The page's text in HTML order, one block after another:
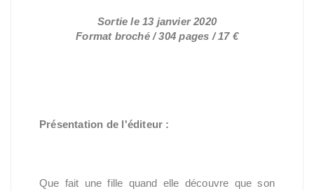
Sortie le 13 janvier 2020
Format broché / 304 pages / 17 €
Présentation de l'éditeur :
Que fait une fille quand elle découvre que son